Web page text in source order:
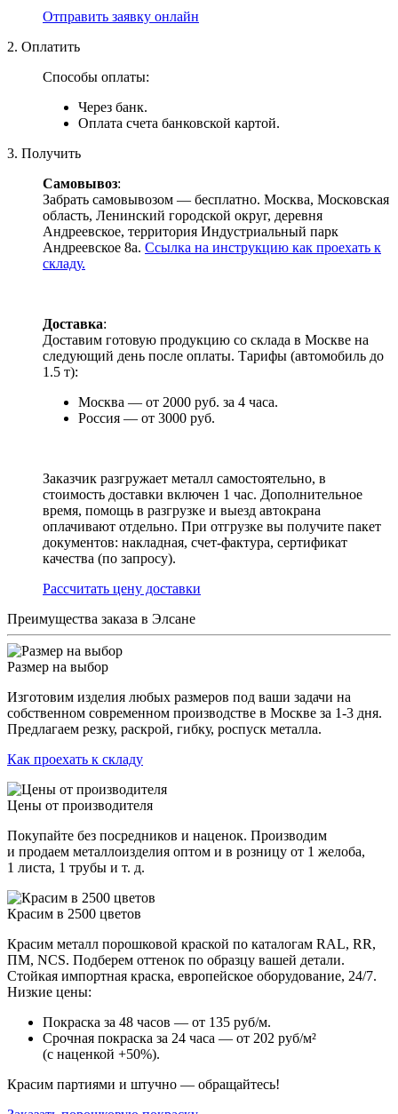
Отправить заявку онлайн
2. Оплатить
Способы оплаты:
Через банк.
Оплата счета банковской картой.
3. Получить
Самовывоз:
Забрать самовывозом — бесплатно. Москва, Московская
область, Ленинский городской округ, деревня
Андреевское, территория Индустриальный парк
Андреевское 8а. Ссылка на инструкцию как проехать к
складу.
Доставка:
Доставим готовую продукцию со склада в Москве на
следующий день после оплаты. Тарифы (автомобиль до
1.5 т):
Москва — от 2000 руб. за 4 часа.
Россия — от 3000 руб.
Заказчик разгружает металл самостоятельно, в
стоимость доставки включен 1 час. Дополнительное
время, помощь в разгрузке и выезд автокрана
оплачивают отдельно. При отгрузке вы получите пакет
документов: накладная, счет-фактура, сертификат
качества (по запросу).
Раcсчитать цену доставки
Преимущества заказа в Элсане
Размер на выбор
Изготовим изделия любых размеров под ваши задачи на
собственном современном производстве в Москве за 1-3 дня.
Предлагаем резку, раскрой, гибку, роспуск металла.
Как проехать к складу
Цены от производителя
Покупайте без посредников и наценок. Производим
и продаем металлоизделия оптом и в розницу от 1 желоба,
1 листа, 1 трубы и т. д.
Красим в 2500 цветов
Красим металл порошковой краской по каталогам RAL, RR,
ПМ, NCS. Подберем оттенок по образцу вашей детали.
Стойкая импортная краска, европейское оборудование, 24/7.
Низкие цены:
Покраска за 48 часов — от 135 руб/м.
Срочная покраска за 24 часа — от 202 руб/м²
(с наценкой +50%).
Красим партиями и штучно — обращайтесь!